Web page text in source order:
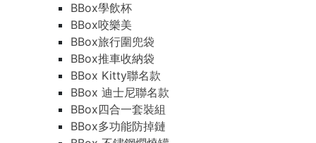
BBox學飲杯
BBox咬樂美
BBox旅行圍兜袋
BBox推車收納袋
BBox Kitty聯名款
BBox 迪士尼聯名款
BBox四合一套裝組
BBox多功能防掉鏈